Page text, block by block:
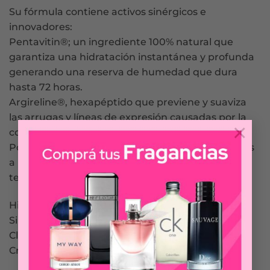
×
Su fórmula contiene activos sinérgicos e
innovadores:
Pentavitin®; un ingrediente 100% natural que
garantiza una hidratación instantánea y profunda
generando una reserva de humedad que dura
hasta 72 horas.
Argireline®, hexapéptido que previene y suaviza
las arrugas y líneas de expresión causadas por la
contracción muscular.
Posee además un alto efecto antioxidante gracias
a nuestros exclusivos Polifenoles de UVA. Su
textura ligera permite una rápida absorción.
Hipoalergénica
Sin Parabenos
Clínica y dermatológicamente testeado
Cruelty Free